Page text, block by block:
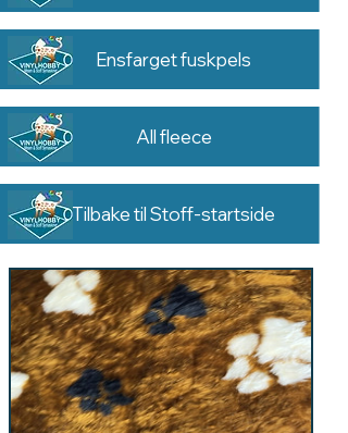
Ensfarget fuskpels
All fleece
Tilbake til Stoff-startside